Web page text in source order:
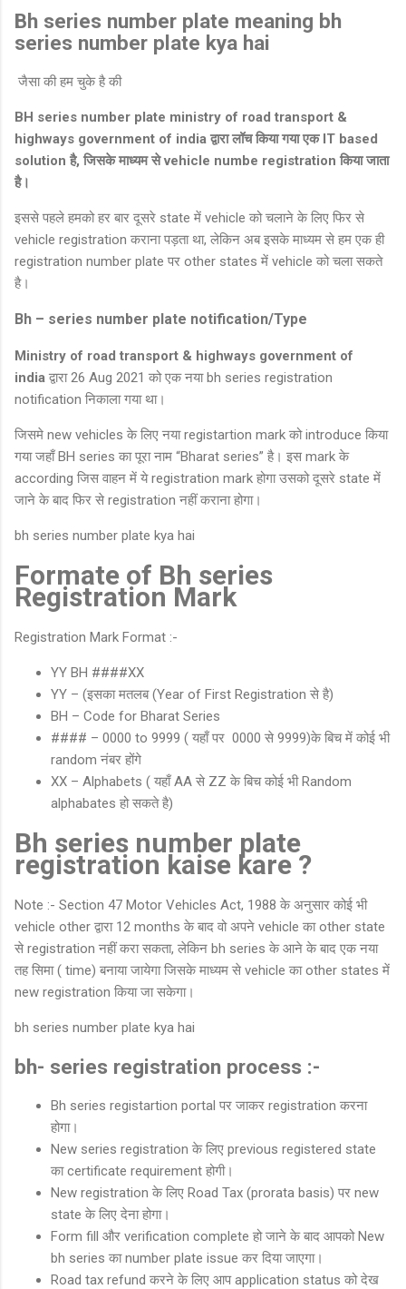
Bh series number plate meaning bh
series number plate kya hai
जैसा की हम चुके है की
BH series number plate ministry of road transport &
highways government of india द्वारा लॉच किया गया एक IT based
solution है, जिसके माध्यम से vehicle numbe registration किया जाता
है।
इससे पहले हमको हर बार दूसरे state में vehicle को चलाने के लिए फिर से
vehicle registration कराना पड़ता था, लेकिन अब इसके माध्यम से हम एक ही
registration number plate पर other states में vehicle को चला सकते
है।
Bh – series number plate notification/Type
Ministry of road transport & highways government of
india द्वारा 26 Aug 2021 को एक नया bh series registration
notification निकाला गया था।
जिसमे new vehicles के लिए नया registartion mark को introduce किया
गया जहाँ BH series का पूरा नाम “Bharat series” है। इस mark के
according जिस वाहन में ये registration mark होगा उसको दूसरे state में
जाने के बाद फिर से registration नहीं कराना होगा।
bh series number plate kya hai
Formate of Bh series
Registration Mark
Registration Mark Format :-
YY BH ####XX
YY – (इसका मतलब (Year of First Registration से है)
BH – Code for Bharat Series
#### – 0000 to 9999 ( यहाँ पर 0000 से 9999)के बिच में कोई भी
random नंबर होंगे
XX – Alphabets ( यहाँ AA से ZZ के बिच कोई भी Random
alphabates हो सकते है)
Bh series number plate
registration kaise kare ?
Note :- Section 47 Motor Vehicles Act, 1988 के अनुसार कोई भी
vehicle other द्वारा 12 months के बाद वो अपने vehicle का other state
से registration नहीं करा सकता, लेकिन bh series के आने के बाद एक नया
तह सिमा ( time) बनाया जायेगा जिसके माध्यम से vehicle का other states में
new registration किया जा सकेगा।
bh series number plate kya hai
bh- series registration process :-
Bh series registartion portal पर जाकर registration करना
होगा।
New series registration के लिए previous registered state
का certificate requirement होगी।
New registration के लिए Road Tax (prorata basis) पर new
state के लिए देना होगा।
Form fill और verification complete हो जाने के बाद आपको New
bh series का number plate issue कर दिया जाएगा।
Road tax refund करने के लिए आप application status को देख